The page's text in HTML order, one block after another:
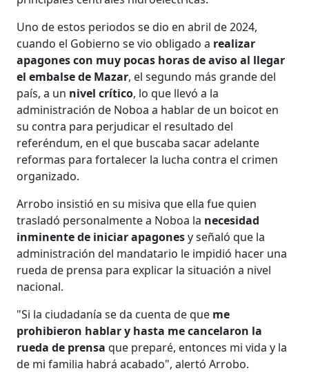
Uno de estos periodos se dio en abril de 2024,
cuando el Gobierno se vio obligado a realizar
apagones con muy pocas horas de aviso al llegar
el embalse de Mazar, el segundo más grande del
país, a un nivel crítico, lo que llevó a la
administración de Noboa a hablar de un boicot en
su contra para perjudicar el resultado del
referéndum, en el que buscaba sacar adelante
reformas para fortalecer la lucha contra el crimen
organizado.
Arrobo insistió en su misiva que ella fue quien
trasladó personalmente a Noboa la necesidad
inminente de iniciar apagonesy señaló que la
administración del mandatario le impidió hacer una
rueda de prensa para explicar la situación a nivel
nacional.
"Si la ciudadanía se da cuenta de que me
prohibieron hablar y hasta me cancelaron la
rueda de prensaque preparé, entonces mi vida y la
de mi familia habrá acabado", alertó Arrobo.